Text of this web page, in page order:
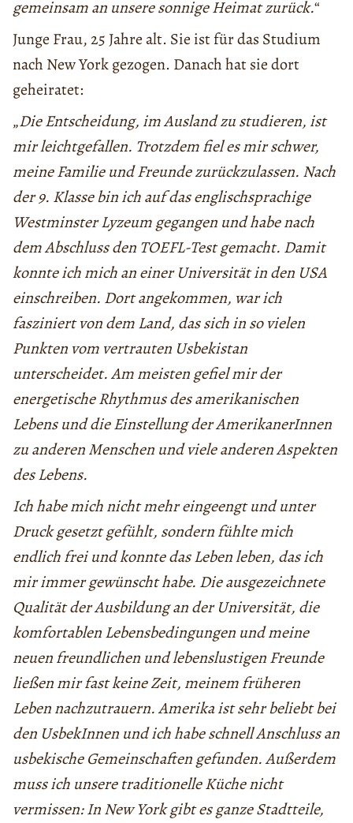
gemeinsam an unsere sonnige Heimat zurück.“
Junge Frau, 25 Jahre alt. Sie ist für das Studium
nach New York gezogen. Danach hat sie dort
geheiratet:
„Die Entscheidung, im Ausland zu studieren, ist
mir leichtgefallen. Trotzdem fiel es mir schwer,
meine Familie und Freunde zurückzulassen. Nach
der 9. Klasse bin ich auf das englischsprachige
Westminster Lyzeum gegangen und habe nach
dem Abschluss den TOEFL-Test gemacht. Damit
konnte ich mich an einer Universität in den USA
einschreiben. Dort angekommen, war ich
fasziniert von dem Land, das sich in so vielen
Punkten vom vertrauten Usbekistan
unterscheidet. Am meisten gefiel mir der
energetische Rhythmus des amerikanischen
Lebens und die Einstellung der AmerikanerInnen
zu anderen Menschen und viele anderen Aspekten
des Lebens.
Ich habe mich nicht mehr eingeengt und unter
Druck gesetzt gefühlt, sondern fühlte mich
endlich frei und konnte das Leben leben, das ich
mir immer gewünscht habe. Die ausgezeichnete
Qualität der Ausbildung an der Universität, die
komfortablen Lebensbedingungen und meine
neuen freundlichen und lebenslustigen Freunde
ließen mir fast keine Zeit, meinem früheren
Leben nachzutrauern. Amerika ist sehr beliebt bei
den UsbekInnen und ich habe schnell Anschluss an
usbekische Gemeinschaften gefunden. Außerdem
muss ich unsere traditionelle Küche nicht
vermissen: In New York gibt es ganze Stadtteile,